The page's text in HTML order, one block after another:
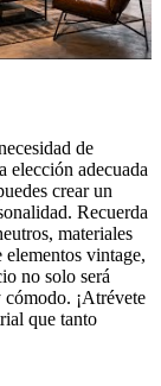
de
elección adecuada
crear un
Recuerda
materiales
vintage,
no solo será
¡Atrévete
que tanto